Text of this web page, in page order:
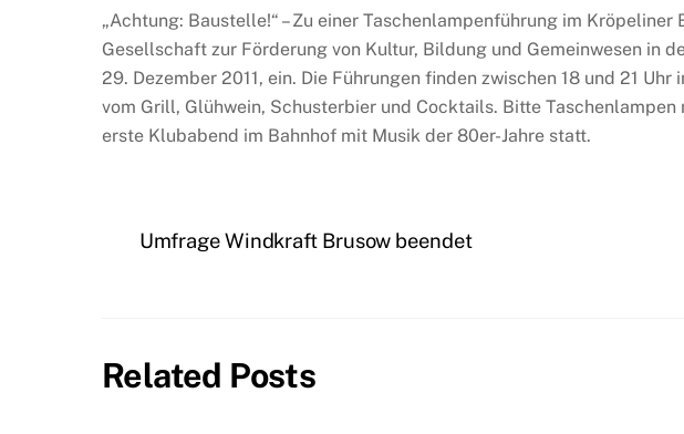
„Achtung: Baustelle!“ – Zu einer Taschenlampenführung im Kröpeliner
Gesellschaft zur Förderung von Kultur, Bildung und Gemeinwesen in
29. Dezember 2011, ein. Die Führungen finden zwischen 18 und 21
vom Grill, Glühwein, Schusterbier und Cocktails. Bitte
erste Klubabend im Bahnhof mit Musik der 80er-Jahre statt.
Umfrage Windkraft Brusow beendet
Related Posts